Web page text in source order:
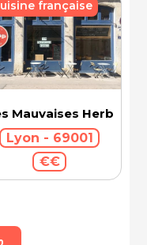
Mauvaises Herbes
Lyon - 69001
€€
française